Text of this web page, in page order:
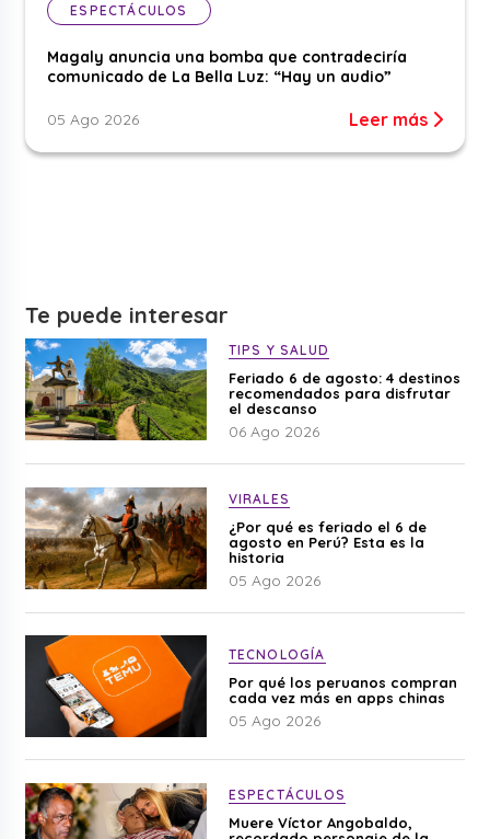
ESPECTÁCULOS
Magaly anuncia una bomba que contradeciría
comunicado de La Bella Luz: “Hay un audio”
05 Ago 2026 Leer más
Te puede interesar
TIPS Y SALUD
Feriado 6 de agosto: 4 destinos
recomendados para disfrutar
el descanso
06 Ago 2026
VIRALES
¿Por qué es feriado el 6 de
agosto en Perú? Esta es la
historia
05 Ago 2026
TECNOLOGÍA
Por qué los peruanos compran
cada vez más en apps chinas
05 Ago 2026
ESPECTÁCULOS
Muere Víctor Angobaldo,